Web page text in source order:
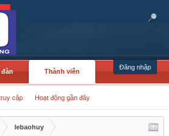
Đăng nhập
đàn Thành viên
cập Hoạt động gần đây
lebaohuy